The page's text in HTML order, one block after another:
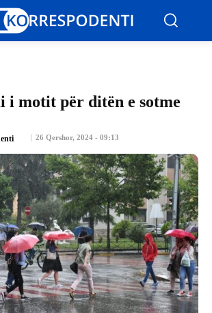
i motit për ditën e sotme
26 Qershor, 2024 - 09:13